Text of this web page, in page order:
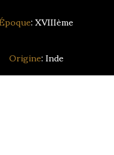
: XVIIIème
Origine: Inde